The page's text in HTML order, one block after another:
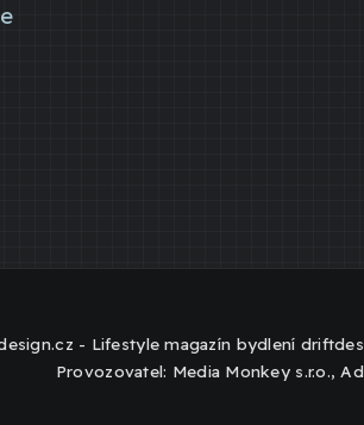
- Lifestyle magazín bydlení
Provozovatel: Media Monkey s.r.o.,